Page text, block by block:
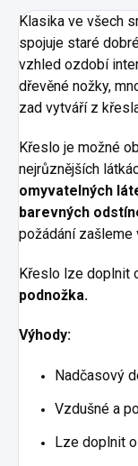
Klasika ve všech
spojuje staré
vzhled ozdobí
dřevěné nožky,
zad vytváří z
Křeslo je možné
nejrůznějších
omyvatelných
barevných
požádání zašleme
Křeslo lze doplnit
podnožka.
Výhody:
Nadčasový
Vzdušné a
Lze doplnit